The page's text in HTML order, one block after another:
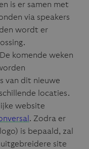
is er samen met
via speakers
wordt er
De komende weken
van dit nieuwe
locaties.
website
. Zodra er
is bepaald, zal
site